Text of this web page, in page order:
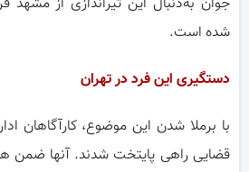
شده است.
دستگیری این فرد در تهران
با برملا شدن این موضوع، کارآگاهان
قضایی راهی پایتخت شدند. آنها ضمن